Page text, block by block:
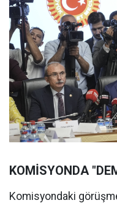
KOMİSYONDA
Komisyondaki